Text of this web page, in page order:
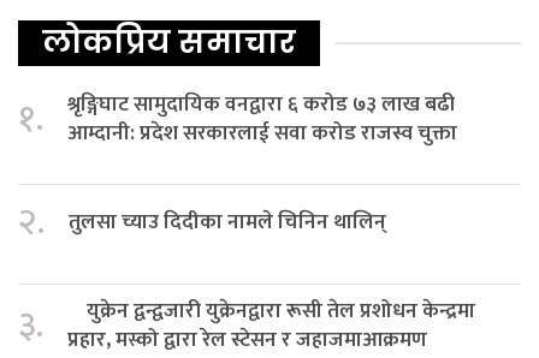
लोकप्रिय समाचार
१.
श्रृङ्गिघाट सामुदायिक वनद्वारा ६ करोड ७३ लाख बढी
आम्दानी: प्रदेश सरकारलाई सवा करोड राजस्व चुक्ता
२. तुलसा च्याउ दिदीका नामले चिनिन थालिन्
३.
युक्रेन द्वन्द्वजारी युक्रेनद्वारा रूसी तेल प्रशोधन केन्द्रमा
प्रहार, मस्को द्वारा रेल स्टेसन र जहाजमाआक्रमण